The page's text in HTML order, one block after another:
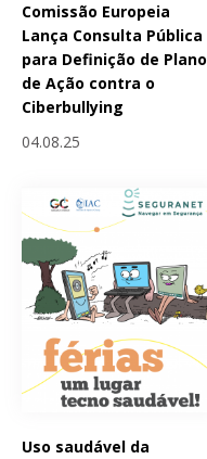
Comissão Europeia
Lança Consulta Pública
para Definição de Plano
de Ação contra o
Ciberbullying
04.08.25
Uso saudável da